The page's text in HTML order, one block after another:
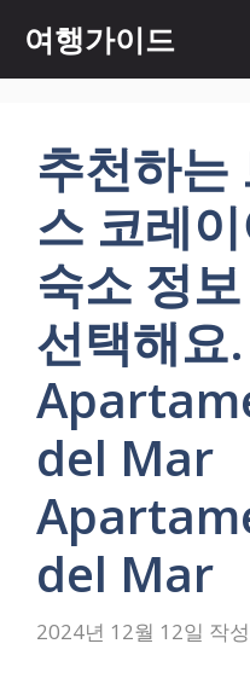
츠
여행가이드
추천하는
스 코레
숙소 정
선택해요.
del Mar
del Mar
2024년 12월 12일 작